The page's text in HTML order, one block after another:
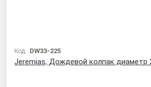
Код: DW33-225
Jeremias, Дождевой колпак диаметр